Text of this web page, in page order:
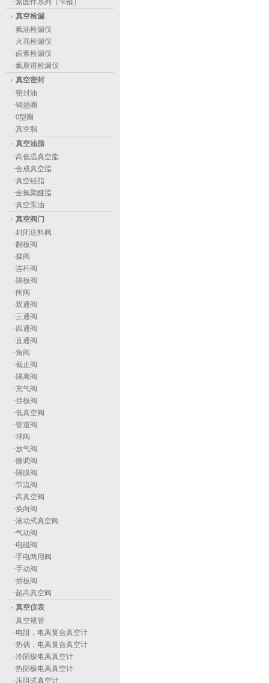
·紧固件系列（卡箍）
真空检漏
·氟油检漏仪
·火花检漏仪
·卤素检漏仪
·氦质谱检漏仪
真空密封
·密封油
·铜垫圈
·0型圈
·真空脂
真空油脂
·高低温真空脂
·合成真空脂
·真空硅脂
·全氟聚醚脂
·真空泵油
真空阀门
·封闭送料阀
·翻板阀
·蝶阀
·连杆阀
· 隔板阀
·闸阀
·双通阀
·三通阀
· 四通阀
·直通阀
·角阀
·截止阀
· 隔离阀
·充气阀
·挡板阀
·低真空阀
·管道阀
·球阀
·放气阀
·微调阀
· 隔膜阀
·节流阀
·高真空阀
·换向阀
·液动式真空阀
·气动阀
·电磁阀
·手电两用阀
·手动阀
·插板阀
·超高真空阀
真空仪表
·真空规管
·电阻，电离复合真空计
·热偶，电离复合真空计
·冷阴极电离真空计
·热阴极电离真空计
·压阻式真空计